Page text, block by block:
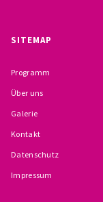
SITEMAP
Programm
Über uns
Galerie
Kontakt
Datenschutz
Impressum